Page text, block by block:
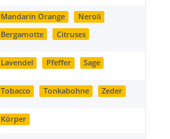
Mandarin Orange
Neroli
Bergamotte
Citruses
Lavendel Pfeffer Sage
Tobacco Tonkabohne Zeder
Körper